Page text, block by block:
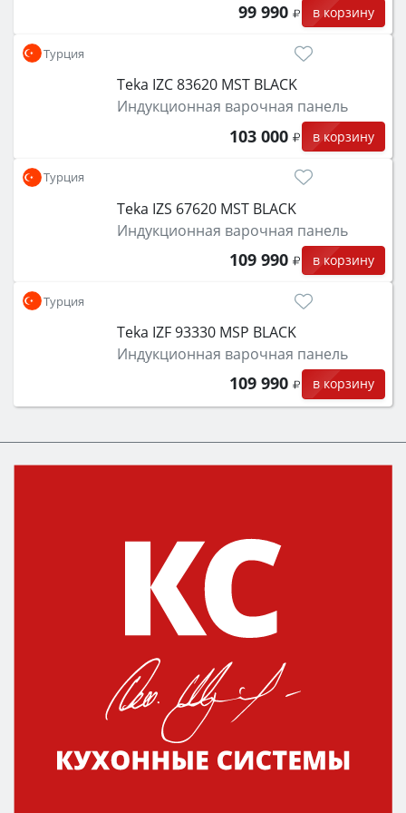
99 990 в корзину
Турция
Teka IZC 83620 MST BLACK
Индукционная варочная панель
103 000 в корзину
Турция
Teka IZS 67620 MST BLACK
Индукционная варочная панель
109 990 в корзину
Турция
Teka IZF 93330 MSP BLACK
Индукционная варочная панель
109 990 в корзину